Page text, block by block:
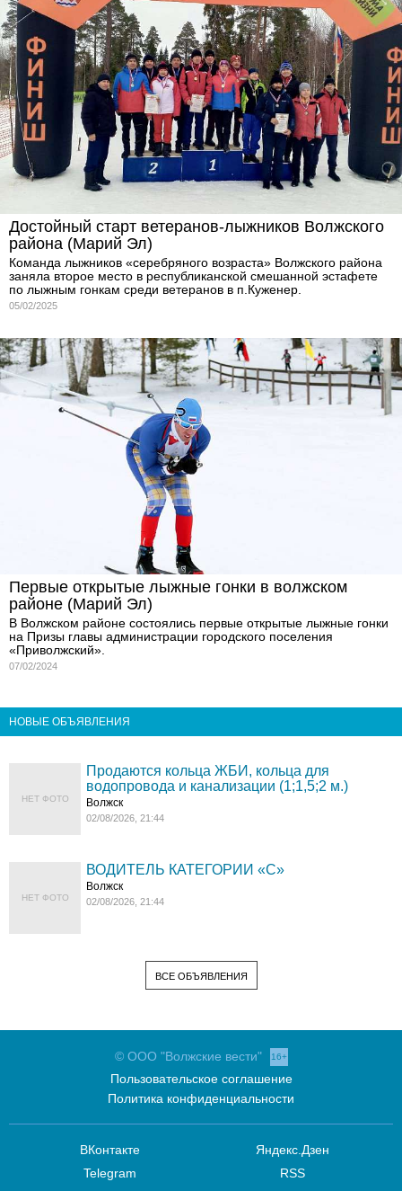
Достойный старт ветеранов-лыжников Волжского
района (Марий Эл)
Команда лыжников «серебряного возраста» Волжского района
заняла второе место в республиканской смешанной эстафете
по лыжным гонкам среди ветеранов в п.Куженер.
05/02/2025
Первые открытые лыжные гонки в волжском
районе (Марий Эл)
В Волжском районе состоялись первые открытые лыжные гонки
на Призы главы администрации городского поселения
«Приволжский».
07/02/2024
НОВЫЕ ОБЪЯВЛЕНИЯ
НЕТ ФОТО
Продаются кольца ЖБИ, кольца для
водопровода и канализации (1;1,5;2 м.)
Волжск
02/08/2026, 21:44
НЕТ ФОТО
ВОДИТЕЛЬ КАТЕГОРИИ «C»
Волжск
02/08/2026, 21:44
ВСЕ ОБЪЯВЛЕНИЯ
© ООО "Волжские вести" 16+
Пользовательское соглашение
Политика конфиденциальности
ВКонтакте
Telegram
Яндекс.Дзен
RSS